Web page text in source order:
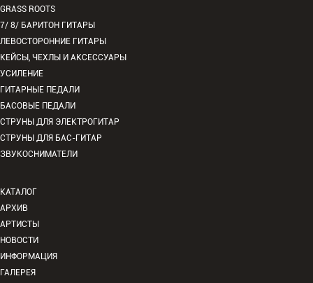
GRASS ROOTS
7/ 8/ БАРИТОН ГИТАРЫ
ЛЕВОСТОРОННИЕ ГИТАРЫ
КЕЙСЫ, ЧЕХЛЫ И АКСЕССУАРЫ
УСИЛЕНИЕ
ГИТАРНЫЕ ПЕДАЛИ
БАСОВЫЕ ПЕДАЛИ
СТРУНЫ ДЛЯ ЭЛЕКТРОГИТАР
СТРУНЫ ДЛЯ БАС-ГИТАР
ЗВУКОСНИМАТЕЛИ
КАТАЛОГ
АРХИВ
АРТИСТЫ
НОВОСТИ
ИНФОРМАЦИЯ
ГАЛЕРЕЯ